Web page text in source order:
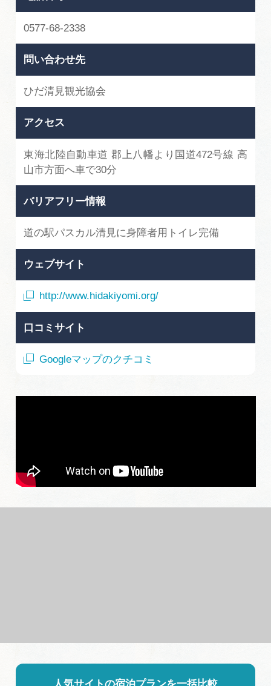
0577-68-2338
問い合わせ先
ひだ清見観光協会
アクセス
東海北陸自動車道 郡上八幡より国道472号線 高
山市方面へ車で30分
バリアフリー情報
道の駅パスカル清見に身障者用トイレ完備
ウェブサイト
http://www.hidakiyomi.org/
口コミサイト
Googleマップのクチコミ